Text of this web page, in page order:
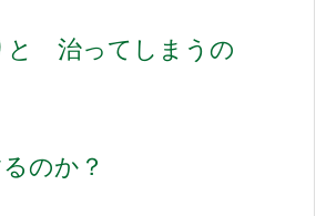
と 治ってしまうの
のか？